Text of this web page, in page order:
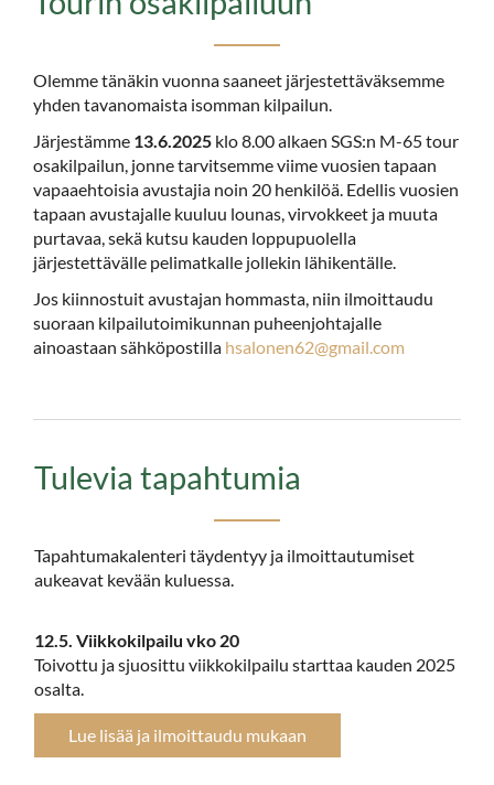
Olemme tänäkin vuonna saaneet järjestettäväksemme
yhden tavanomaista isomman kilpailun.
Järjestämme 13.6.2025 klo 8.00 alkaen SGS:n M-65 tour
osakilpailun, jonne tarvitsemme viime vuosien tapaan
vapaaehtoisia avustajia noin 20 henkilöä. Edellis vuosien
tapaan avustajalle kuuluu lounas, virvokkeet ja muuta
purtavaa, sekä kutsu kauden loppupuolella
järjestettävälle pelimatkalle jollekin lähikentälle.
Jos kiinnostuit avustajan hommasta, niin ilmoittaudu
suoraan kilpailutoimikunnan puheenjohtajalle
ainoastaan sähköpostilla hsalonen62@gmail.com
Tulevia tapahtumia
Tapahtumakalenteri täydentyy ja ilmoittautumiset
aukeavat kevään kuluessa.
12.5. Viikkokilpailu vko 20
Toivottu ja sjuosittu viikkokilpailu starttaa kauden 2025
osalta.
Lue lisää ja ilmoittaudu mukaan